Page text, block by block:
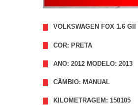
VOLKSWAGEN FOX 1.6 GII
COR: PRETA
ANO: 2012 MODELO: 2013
CÂMBIO: MANUAL
KILOMETRAGEM: 150105